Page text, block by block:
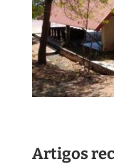
Artigos